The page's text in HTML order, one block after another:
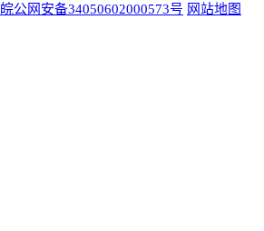
皖公网安备34050602000573号 网站地图